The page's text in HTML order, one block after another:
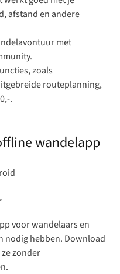
afstand en andere
met
zoals
routeplanning,
.
wandelapp
voor wandelaars en
nodig hebben. Download
zonder